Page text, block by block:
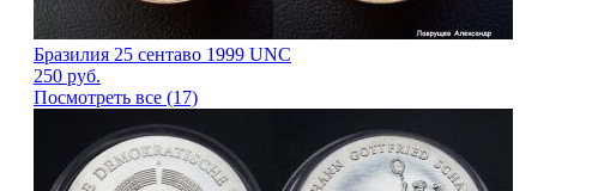
Бразилия 25 сентаво 1999 UNC
250 руб.
Посмотреть все (17)